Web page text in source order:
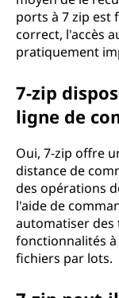
ports à 7 zip est
correct, l'accès
pratiquement
7-zip
ligne de
Oui, 7-zip offre
distance de
des opérations
l'aide de
automatiser des
fonctionnalités à
fichiers par lots.